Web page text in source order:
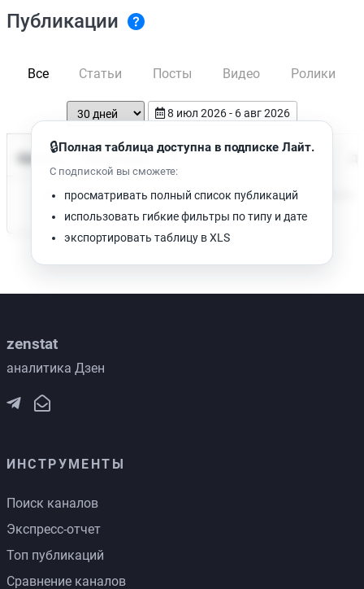
Публикации
Все Статьи Посты Видео Ролики
8 июл 2026 - 6 авг 2026
Время чтения
Нет доступных публикаций. Попробуйте изменить фильтр.
🔒Полная таблица доступна в подписке Лайт.
С подпиской вы сможете:
просматривать полный список публикаций
использовать гибкие фильтры по типу и дате
экспортировать таблицу в XLS
zenstat
аналитика Дзен
ИНСТРУМЕНТЫ
Поиск каналов
Экспресс-отчет
Топ публикаций
Сравнение каналов